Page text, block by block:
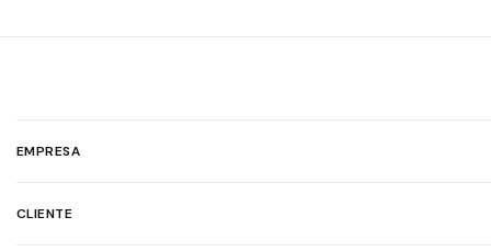
EMPRESA
CLIENTE